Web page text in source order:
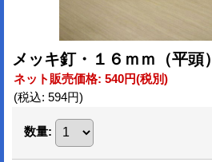
メッキ釘・１６ｍｍ（平頭）
ネット販売価格: 540円(税別)
(税込: 594円)
数量: